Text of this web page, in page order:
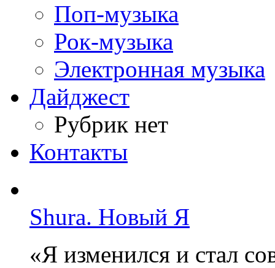
Поп-музыка
Рок-музыка
Электронная музыка
Дайджест
Рубрик нет
Контакты
Shura. Новый Я
«Я изменился и стал